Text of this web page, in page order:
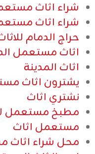
شراء اثاث
شراء اثاث
حراج الدمام
اثاث مستعمل
اثاث المدينة
يشترون اثاث
نشتري اثاث
مطبخ مستعمل
مستعمل اثاث
محل شراء اثاث